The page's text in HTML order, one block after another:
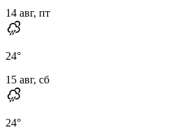
14 авг, пт
24°
15 авг, сб
24°